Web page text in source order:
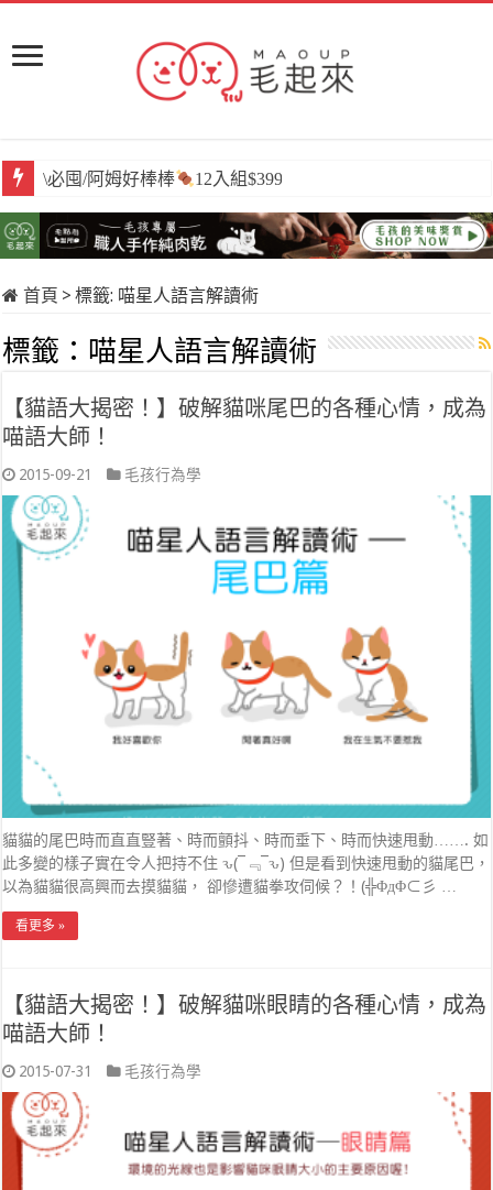
\必囤/阿姆好棒棒 12入組$399
首頁 > 標籤: 喵星人語言解讀術
標籤： 喵星人語言解讀術
【貓語大揭密！】破解貓咪尾巴的各種心情，成為
喵語大師！
2015-09-21 毛孩行為學
貓貓的尾巴時而直直豎著、時而顫抖、時而垂下、時而快速甩動……. 如
此多變的樣子實在令人把持不住 ԅ(¯﹃¯ԅ) 但是看到快速甩動的貓尾巴，
以為貓貓很高興而去摸貓貓， 卻慘遭貓拳攻伺候？！(╬ΦдΦ⊂彡 …
看更多 »
【貓語大揭密！】破解貓咪眼睛的各種心情，成為
喵語大師！
2015-07-31 毛孩行為學